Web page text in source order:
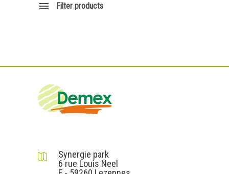
Filter products
Synergie park
6 rue Louis Neel